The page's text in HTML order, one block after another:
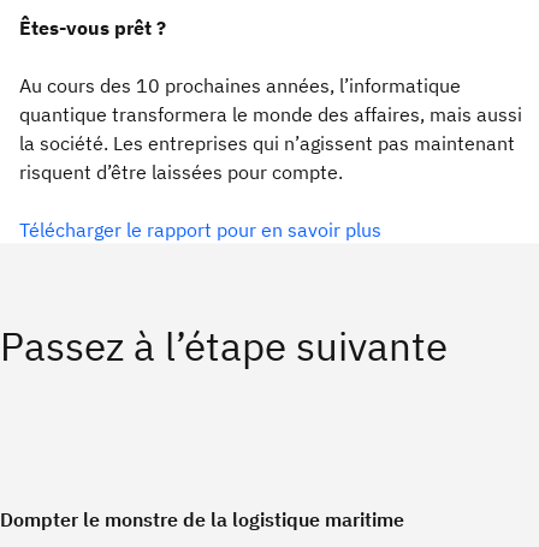
Êtes-vous prêt ?
Au cours des 10 prochaines années, l’informatique
quantique transformera le monde des affaires, mais aussi
la société. Les entreprises qui n’agissent pas maintenant
risquent d’être laissées pour compte.
Télécharger le rapport pour en savoir plus
Passez à l’étape suivante
Dompter le monstre de la logistique maritime